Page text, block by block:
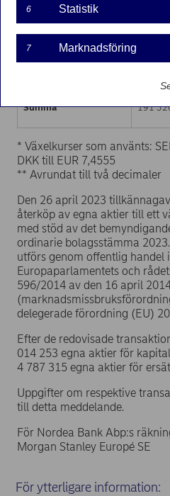
XSTO
Summa 191
* Växelkurser som använts:
DKK till EUR 7,4555
** Avrundat till två decimaler
Den 26 april 2023
återköp av egna aktier till ett
med stöd av det
ordinarie bolagsstämma
utförs genom offentlig handel
Europaparlamentets och
596/2014 av den 16 april
delegerade förordning (EU)
Efter de redovisade
014 253 egna aktier för
4 787 315 egna aktier för
Uppgifter om respektive
till detta meddelande.
För Nordea Bank Abp:s
Morgan Stanley Europé SE
För ytterligare information:
6 Statistik
7 Marknadsföring